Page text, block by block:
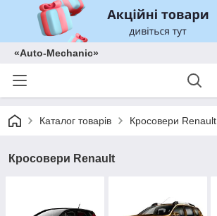
«Auto-Mechanic»
Каталог товарів Кросовери Renault
Кросовери Renault